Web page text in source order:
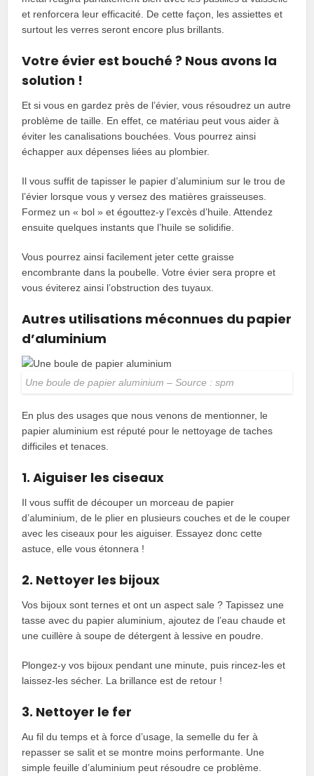
et renforcera leur efficacité. De cette façon, les assiettes et
surtout les verres seront encore plus brillants.
Votre évier est bouché ? Nous avons la
solution !
Et si vous en gardez près de l’évier, vous résoudrez un autre
problème de taille. En effet, ce matériau peut vous aider à
éviter les canalisations bouchées. Vous pourrez ainsi
échapper aux dépenses liées au plombier.
Il vous suffit de tapisser le papier d’aluminium sur le trou de
l’évier lorsque vous y versez des matières graisseuses.
Formez un « bol » et égouttez-y l’excès d’huile. Attendez
ensuite quelques instants que l’huile se solidifie.
Vous pourrez ainsi facilement jeter cette graisse
encombrante dans la poubelle. Votre évier sera propre et
vous éviterez ainsi l’obstruction des tuyaux.
Autres utilisations méconnues du papier
d’aluminium
Une boule de papier aluminium – Source : spm
En plus des usages que nous venons de mentionner, le
papier aluminium est réputé pour le nettoyage de taches
difficiles et tenaces.
1. Aiguiser les ciseaux
Il vous suffit de découper un morceau de papier
d’aluminium, de le plier en plusieurs couches et de le couper
avec les ciseaux pour les aiguiser. Essayez donc cette
astuce, elle vous étonnera !
2. Nettoyer les bijoux
Vos bijoux sont ternes et ont un aspect sale ? Tapissez une
tasse avec du papier aluminium, ajoutez de l’eau chaude et
une cuillère à soupe de détergent à lessive en poudre.
Plongez-y vos bijoux pendant une minute, puis rincez-les et
laissez-les sécher. La brillance est de retour !
3. Nettoyer le fer
Au fil du temps et à force d’usage, la semelle du fer à
repasser se salit et se montre moins performante. Une
simple feuille d’aluminium peut résoudre ce problème.